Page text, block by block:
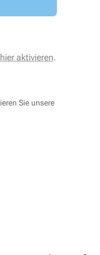
hier aktivieren.
Sie unsere